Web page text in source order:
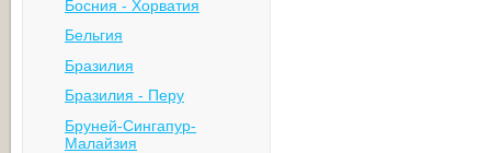
Босния - Хорватия
Бельгия
Бразилия
Бразилия - Перу
Бруней-Сингапур-
Малайзия